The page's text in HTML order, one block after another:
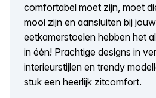
comfortabel moet zijn, moet
mooi zijn en aansluiten bij
eetkamerstoelen hebben het
in één! Prachtige designs in
interieurstijlen en trendy
stuk een heerlijk zitcomfort.